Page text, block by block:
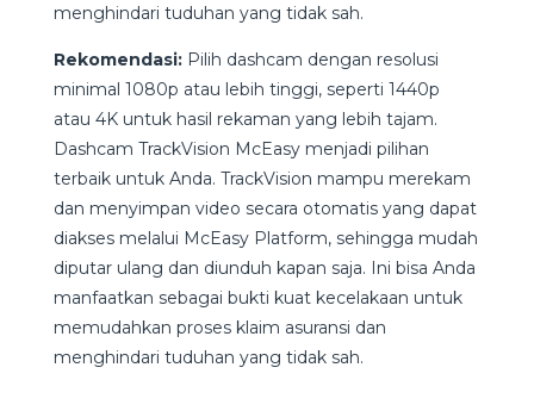
menghindari tuduhan yang tidak sah.
Rekomendasi:Pilih dashcam dengan resolusi
minimal 1080p atau lebih tinggi, seperti 1440p
atau 4K untuk hasil rekaman yang lebih tajam.
Dashcam TrackVision McEasy menjadi pilihan
terbaik untuk Anda. TrackVision mampu merekam
dan menyimpan video secara otomatis yang dapat
diakses melalui McEasy Platform, sehingga mudah
diputar ulang dan diunduh kapan saja. Ini bisa Anda
manfaatkan sebagai bukti kuat kecelakaan untuk
memudahkan proses klaim asuransi dan
menghindari tuduhan yang tidak sah.